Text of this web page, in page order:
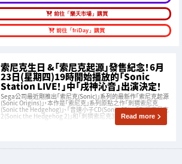
前往「樂天市場」購買
前往「friDay」購買
索尼克生日 &「索尼克起源」發售紀念！6月
23日(星期四)19時開始播放的「Sonic
Station LIVE！」中「戌神沁音」出演決定！
Sega公司最近剛推出「索尼克(Sonic)」系列的最新作「索尼克起源
(Sonic Origins)」，本作是「索尼克」系列原點之作「刺猬索尼克
(Sonic the Hedgehog)」、「音速小子CD(Sonic CD)」、「刺猬索尼克
2(Sonic the Hedgehog 2)」和「刺猬索尼克3與納克魯斯(Son
Read more